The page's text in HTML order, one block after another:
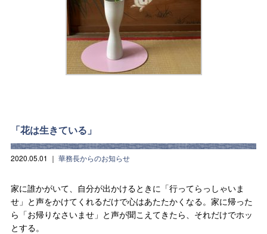
「花は生きている」
2020.05.01 ｜ 華務長からのお知らせ
家に誰かがいて、自分が出かけるときに「行ってらっしゃいま
せ」と声をかけてくれるだけで心はあたたかくなる。家に帰った
ら「お帰りなさいませ」と声が聞こえてきたら、それだけでホッ
とする。